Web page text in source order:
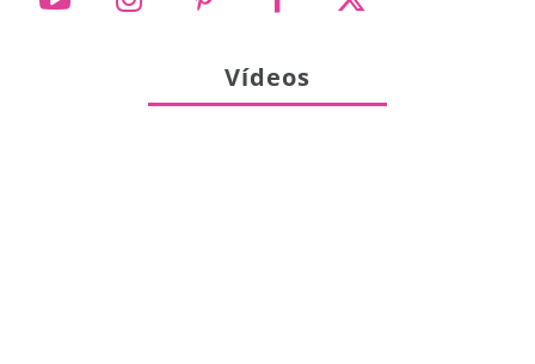
Vídeos